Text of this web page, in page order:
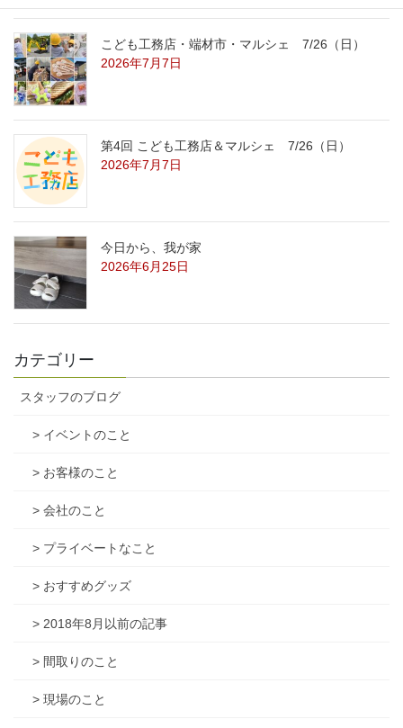
こども工務店・端材市・マルシェ 7/26（日）
2026年7月7日
第4回 こども工務店＆マルシェ 7/26（日）
2026年7月7日
今日から、我が家
2026年6月25日
カテゴリー
スタッフのブログ
> イベントのこと
> お客様のこと
> 会社のこと
> プライベートなこと
> おすすめグッズ
> 2018年8月以前の記事
> 間取りのこと
> 現場のこと